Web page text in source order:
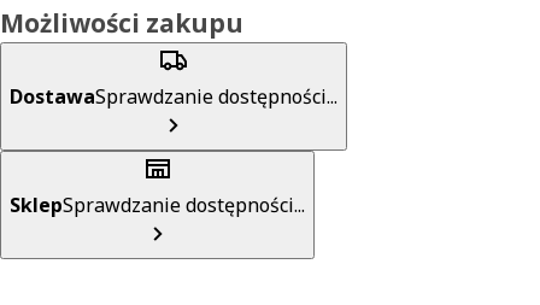
Możliwości zakupu
DostawaSprawdzanie dostępności...
SklepSprawdzanie dostępności...